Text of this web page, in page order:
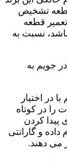
تشخیص
قطعه
نسبت به
جویم به
در اختیار
را در کوتاه
پیدا کردن
و گارانتی
می دهند.